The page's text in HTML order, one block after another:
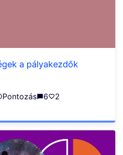
a pályakezdők
Pontozás 6 2